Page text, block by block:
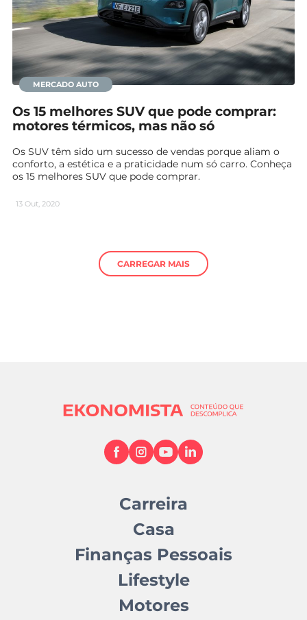
MERCADO AUTO
Os 15 melhores SUV que pode comprar:
motores térmicos, mas não só
Os SUV têm sido um sucesso de vendas porque aliam o
conforto, a estética e a praticidade num só carro. Conheça
os 15 melhores SUV que pode comprar.
13 Out, 2020
CARREGAR MAIS
Carreira
Casa
Finanças Pessoais
Lifestyle
Motores